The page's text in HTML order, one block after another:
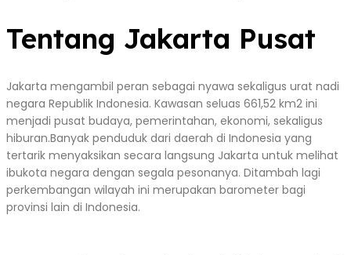
Tentang Jakarta Pusat
Jakarta mengambil peran sebagai nyawa sekaligus urat nadi
negara Republik Indonesia. Kawasan seluas 661,52 km2 ini
menjadi pusat budaya, pemerintahan, ekonomi, sekaligus
hiburan.Banyak penduduk dari daerah di Indonesia yang
tertarik menyaksikan secara langsung Jakarta untuk melihat
ibukota negara dengan segala pesonanya. Ditambah lagi
perkembangan wilayah ini merupakan barometer bagi
provinsi lain di Indonesia.